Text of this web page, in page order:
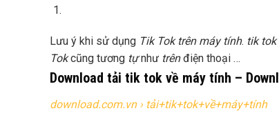
Lưu ý khi sử dụng Tik Tok trên máy tính. tik tok
Tokcũng tương tựnhư trênđiện thoại …
Download tải tik tok về máy tính –
download.com.vn› tải+tik+tok+về+máy+tính